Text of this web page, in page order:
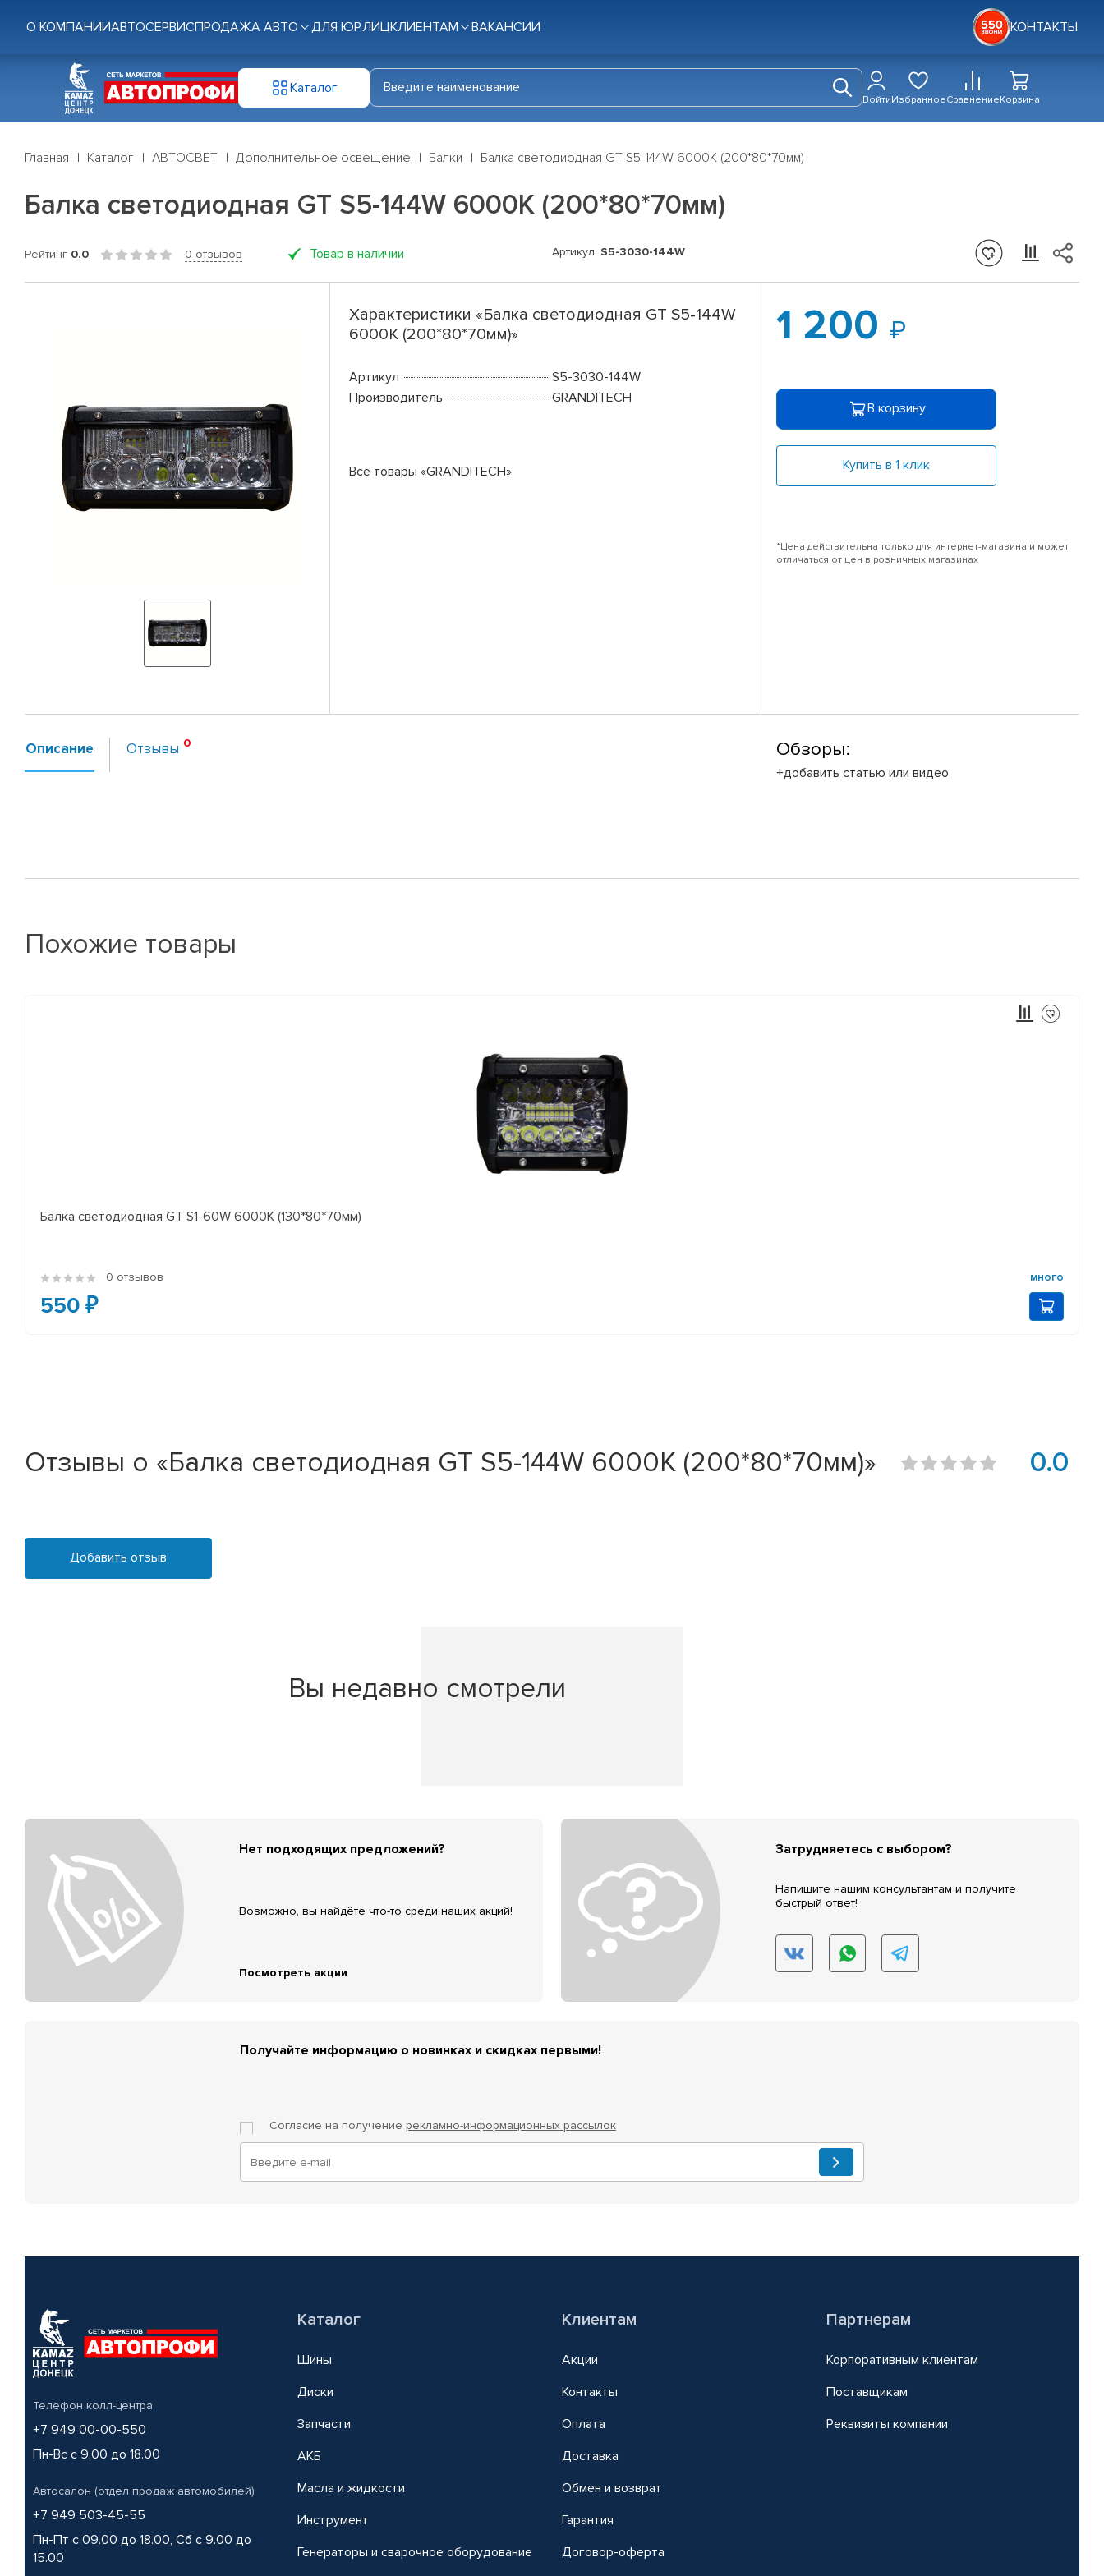
О КОМПАНИИАВТОСЕРВИСПРОДАЖА АВТО ДЛЯ ЮР.ЛИЦКЛИЕНТАМ ВАКАНСИИ КОНТАКТЫ
Каталог
ВойтиИзбранноеСравнениеКорзина
Главная Каталог АВТОСВЕТ Дополнительное освещение Балки Балка светодиодная GT S5-144W 6000K (200*80*70мм)
Балка светодиодная GT S5-144W 6000K (200*80*70мм)
Рейтинг 0.0 0 отзывов Товар в наличии Артикул: S5-3030-144W
Характеристики «Балка светодиодная GT S5-144W
6000K (200*80*70мм)»
Артикул
S5-3030-144W
Производитель
GRANDITECH
Все товары «GRANDITECH»
1 200
В корзину
Купить в 1 клик
*Цена действительна только для интернет-магазина и может
отличаться от цен в розничных магазинах
Описание Отзывы Обзоры:
+добавить статью или видео
Похожие товары
Балка светодиодная GT S1-60W 6000K (130*80*70мм)
0 отзывов много
550 ₽
Отзывы о «Балка светодиодная GT S5-144W 6000K (200*80*70мм)» 0.0
Добавить отзыв
Вы недавно смотрели
Нет подходящих предложений?
Возможно, вы найдёте что-то среди наших акций!
Посмотреть акции
Затрудняетесь с выбором?
Напишите нашим консультантам и получите
быстрый ответ!
Получайте информацию о новинках и скидках первыми!
Согласие на получение рекламно-информационных рассылок
Телефон колл-центра
+7 949 00-00-550
Пн-Вс с 9.00 до 18.00
Автосалон (отдел продаж автомобилей)
+7 949 503-45-55
Пн-Пт с 09.00 до 18.00, Сб с 9.00 до
15.00
Каталог
Шины
Диски
Запчасти
АКБ
Масла и жидкости
Инструмент
Генераторы и сварочное оборудование
Клиентам
Акции
Контакты
Оплата
Доставка
Обмен и возврат
Гарантия
Договор-оферта
Партнерам
Корпоративным клиентам
Поставщикам
Реквизиты компании